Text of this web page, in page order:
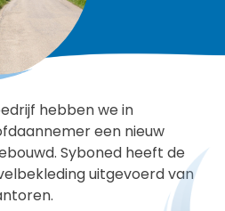
hebben we in
een nieuw
Syboned heeft de
uitgevoerd van